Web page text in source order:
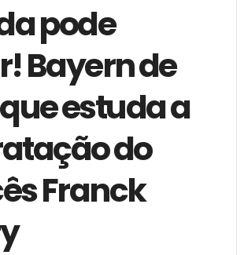
pode
Bayern de
estuda a
do
Franck